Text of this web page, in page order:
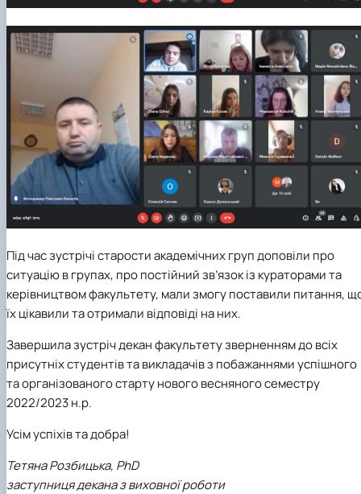
Під час зустрічі старости академічних груп доповіли про
ситуацію в групах, про постійний зв’язок із кураторами та
керівництвом факультету, мали змогу поставили питання,
їх цікавили та отримали відповіді на них.
Завершила зустріч декан факультету зверненням до всіх
присутніх студентів та викладачів з побажаннями успішного
та організованого старту нового весняного семестру
2022/2023 н.р.
Усім успіхів та добра!
Тетяна Розбицька, PhD
заступниця декана з виховної роботи